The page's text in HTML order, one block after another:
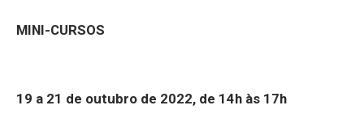
MINI-CURSOS
19 a 21 de outubro de 2022, de 14h às 17h